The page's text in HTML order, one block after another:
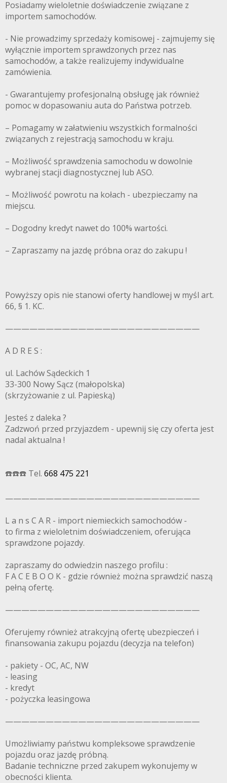
Posiadamy wieloletnie doświadczenie związane z
importem samochodów.
- Nie prowadzimy sprzedaży komisowej - zajmujemy się
wyłącznie importem sprawdzonych przez nas
samochodów, a także realizujemy indywidualne
zamówienia.
- Gwarantujemy profesjonalną obsługę jak również
pomoc w dopasowaniu auta do Państwa potrzeb.
– Pomagamy w załatwieniu wszystkich formalności
związanych z rejestracją samochodu w kraju.
– Możliwość sprawdzenia samochodu w dowolnie
wybranej stacji diagnostycznej lub ASO.
– Możliwość powrotu na kołach - ubezpieczamy na
miejscu.
– Dogodny kredyt nawet do 100% wartości.
– Zapraszamy na jazdę próbna oraz do zakupu !
Powyższy opis nie stanowi oferty handlowej w myśl art.
66, § 1. KC.
————————————————————————
A D R E S :
ul. Lachów Sądeckich 1
33-300 Nowy Sącz (małopolska)
(skrzyżowanie z ul. Papieską)
Jesteś z daleka ?
Zadzwoń przed przyjazdem - upewnij się czy oferta jest
nadal aktualna !
☎️☎️☎️ Tel. 668 475 221
————————————————————————
L a n s C A R - import niemieckich samochodów -
to firma z wieloletnim doświadczeniem, oferująca
sprawdzone pojazdy.
zapraszamy do odwiedzin naszego profilu :
F A C E B O O K - gdzie również można sprawdzić naszą
pełną ofertę.
————————————————————————
Oferujemy również atrakcyjną ofertę ubezpieczeń i
finansowania zakupu pojazdu (decyzja na telefon)
- pakiety - OC, AC, NW
- leasing
- kredyt
- pożyczka leasingowa
————————————————————————
Umożliwiamy państwu kompleksowe sprawdzenie
pojazdu oraz jazdę próbną.
Badanie techniczne przed zakupem wykonujemy w
obecności klienta.